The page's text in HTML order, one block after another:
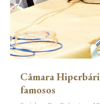
Câmara
famosos